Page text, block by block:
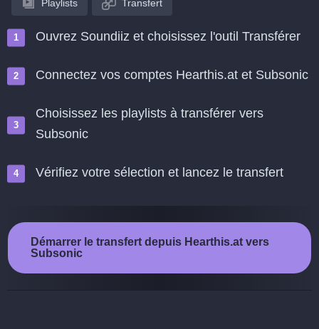
Playlists Transfert
Ouvrez Soundiiz et choisissez l'outil Transférer
Connectez vos comptes Hearthis.at et Subsonic
Choisissez les playlists à transférer vers
Subsonic
Vérifiez votre sélection et lancez le transfert
Démarrer le transfert depuis Hearthis.at vers
Subsonic